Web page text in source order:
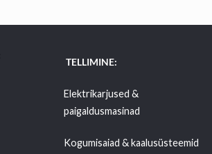
TELLIMINE:
Elektrikarjused &
paigaldusmasinad
Kogumisaiad & kaalusüsteemid